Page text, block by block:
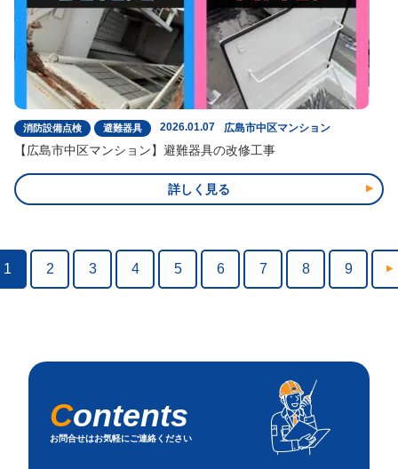
消防設備点検 避難器具 2026.01.07 広島市中区マンション
【広島市中区マンション】避難器具の改修工事
詳しく見る
1 2 3 4 5 6 7 8 9
お問合せはお気軽にご連絡ください